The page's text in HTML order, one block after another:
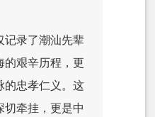
记录了潮汕先辈
的艰辛历程，更
的忠孝仁义。这
切牵挂，更是中